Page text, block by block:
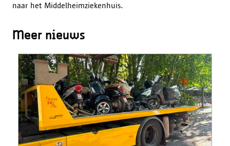
naar het Middelheimziekenhuis.
Meer nieuws